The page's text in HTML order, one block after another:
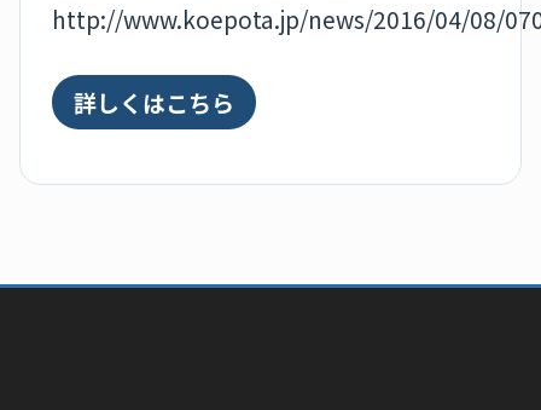
http://www.koepota.jp/news/2016/04/08/
詳しくはこちら